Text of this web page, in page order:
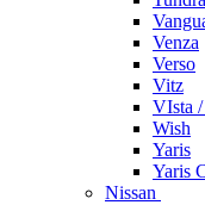
Venza
Verso
Vitz
VIsta
Wish
Yaris
Yaris
Nissan